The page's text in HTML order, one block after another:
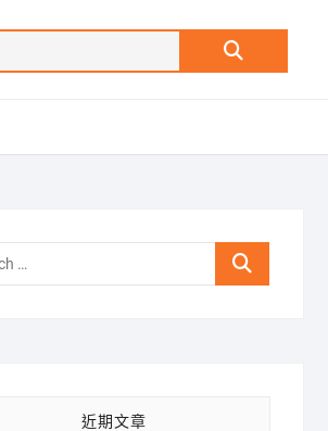
Search
Search
近期文章